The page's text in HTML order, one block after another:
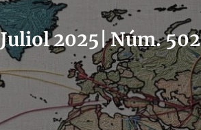
Juliol 2025 |Núm. 502